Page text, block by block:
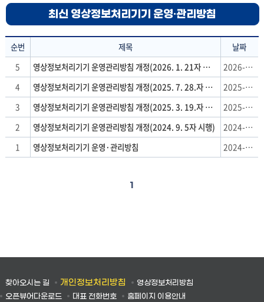
최신 영상정보처리기기 운영·관리방침
상
처
침
목,
날
순번 제목
날짜
5
영상정보처리기기 운영관리방침 개정(2026. 1. 21자 시행)
2026-01-21
4
영상정보처리기기 운영관리방침 개정(2025. 7. 28.자 시행)
2025-07-25
3
영상정보처리기기 운영관리방침 개정(2025. 3. 19.자 시행)
2025-03-18
2
영상정보처리기기 운영관리방침 개정(2024. 9. 5자 시행)
2024-09-05
1
영상정보처리기기 운영·관리방침 2024-02-16
1
찾아오시는 길 개인정보처리방침
영상정보처리방침
오픈뷰어다운로드
대표 전화번호 홈페이지 이용안내